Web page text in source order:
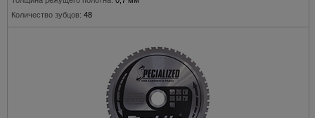
Количество зубцов: 48